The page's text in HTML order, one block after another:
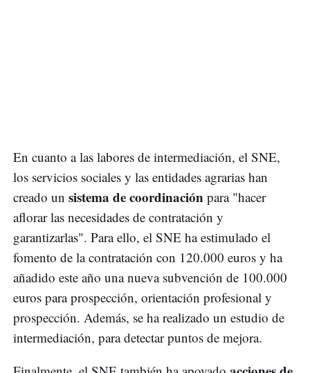
En cuanto a las labores de intermediación, el SNE,
los servicios sociales y las entidades agrarias han
creado un sistema de coordinación para "hacer
aflorar las necesidades de contratación y
garantizarlas". Para ello, el SNE ha estimulado el
fomento de la contratación con 120.000 euros y ha
añadido este año una nueva subvención de 100.000
euros para prospección, orientación profesional y
prospección. Además, se ha realizado un estudio de
intermediación, para detectar puntos de mejora.